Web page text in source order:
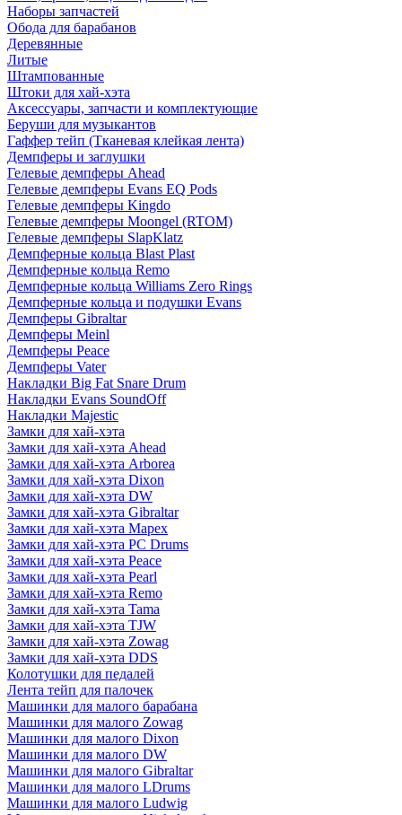
Наборы запчастей
Обода для барабанов
Деревянные
Литые
Штампованные
Штоки для хай-хэта
Аксессуары, запчасти и комплектующие
Беруши для музыкантов
Гаффер тейп (Тканевая клейкая лента)
Демпферы и заглушки
Гелевые демпферы Ahead
Гелевые демпферы Evans EQ Pods
Гелевые демпферы Kingdo
Гелевые демпферы Moongel (RTOM)
Гелевые демпферы SlapKlatz
Демпферные кольца Blast Plast
Демпферные кольца Remo
Демпферные кольца Williams Zero Rings
Демпферные кольца и подушки Evans
Демпферы Gibraltar
Демпферы Meinl
Демпферы Peace
Демпферы Vater
Накладки Big Fat Snare Drum
Накладки Evans SoundOff
Накладки Majestic
Замки для хай-хэта
Замки для хай-хэта Ahead
Замки для хай-хэта Arborea
Замки для хай-хэта Dixon
Замки для хай-хэта DW
Замки для хай-хэта Gibraltar
Замки для хай-хэта Mapex
Замки для хай-хэта PC Drums
Замки для хай-хэта Peace
Замки для хай-хэта Pearl
Замки для хай-хэта Remo
Замки для хай-хэта Tama
Замки для хай-хэта TJW
Замки для хай-хэта Zowag
Замки для хай-хэта DDS
Колотушки для педалей
Лента тейп для палочек
Машинки для малого барабана
Машинки для малого Zowag
Машинки для малого Dixon
Машинки для малого DW
Машинки для малого Gibraltar
Машинки для малого LDrums
Машинки для малого Ludwig